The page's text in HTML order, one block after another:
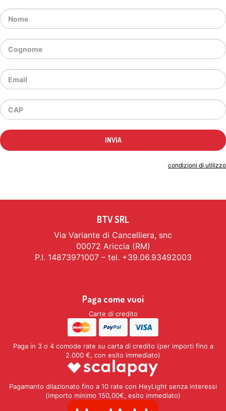
condizioni di utilizzo
BTV SRL
Via Variante di Cancelliera, snc
00072 Ariccia (RM)
P.I. 14873971007 – tel. +39.06.93492003
Paga come vuoi
Carte di credito
Paga in 3 o 4 comode rate su carta di credito (per importi fino a
2.000 €, con esito immediato)
Pagamanto dilazionato fino a 10 rate con HeyLight senza interessi
(importo minimo 150,00€, esito immediato)